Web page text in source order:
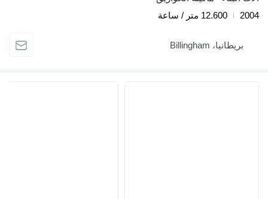
2004
12.600 متر / ساعة
بريطانيا، Billingham